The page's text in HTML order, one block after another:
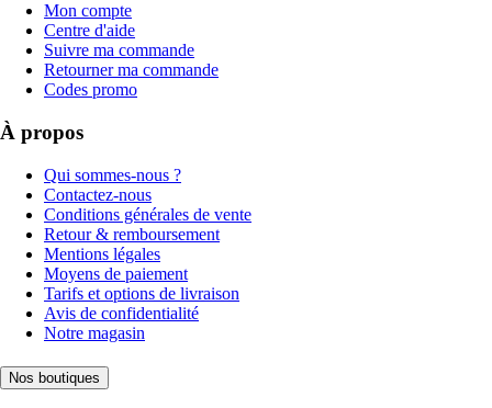
Mon compte
Centre d'aide
Suivre ma commande
Retourner ma commande
Codes promo
À propos
Qui sommes-nous ?
Contactez-nous
Conditions générales de vente
Retour & remboursement
Mentions légales
Moyens de paiement
Tarifs et options de livraison
Avis de confidentialité
Notre magasin
Nos boutiques